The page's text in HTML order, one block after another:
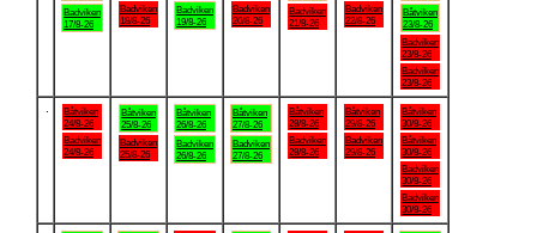
Badviken
17/8-26
Badviken
18/8-26
Badviken
19/8-26
Badviken
20/8-26
Badviken
21/8-26
Badviken
22/8-26
Båtviken
23/8-26
Badviken
23/8-26
Badviken
23/8-26
Båtviken
24/8-26
Badviken
24/8-26
Båtviken
25/8-26
Badviken
25/8-26
Båtviken
26/8-26
Badviken
26/8-26
Båtviken
27/8-26
Badviken
27/8-26
Båtviken
28/8-26
Badviken
28/8-26
Båtviken
29/8-26
Badviken
29/8-26
Båtviken
30/8-26
Båtviken
30/8-26
Badviken
30/8-26
Badviken
30/8-26